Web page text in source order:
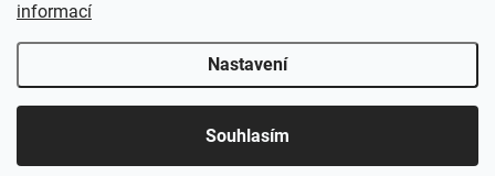
informací
Nastavení
Souhlasím
vybrané produkty. Akce platí pouze po omezenou
Židle24.cz . Všechna práva vyhrazena.